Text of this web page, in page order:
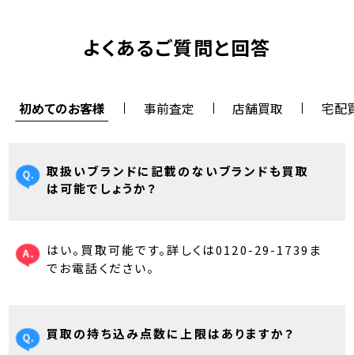
よくあるご質問と回答
初めてのお客様 事前査定 店舗買取 宅配
取扱いブランドに記載のないブランドも買取
は可能でしょうか？
はい。買取可能です。詳しくは0120-29-1739ま
でお電話ください。
買取の持ち込み点数に上限はありますか？